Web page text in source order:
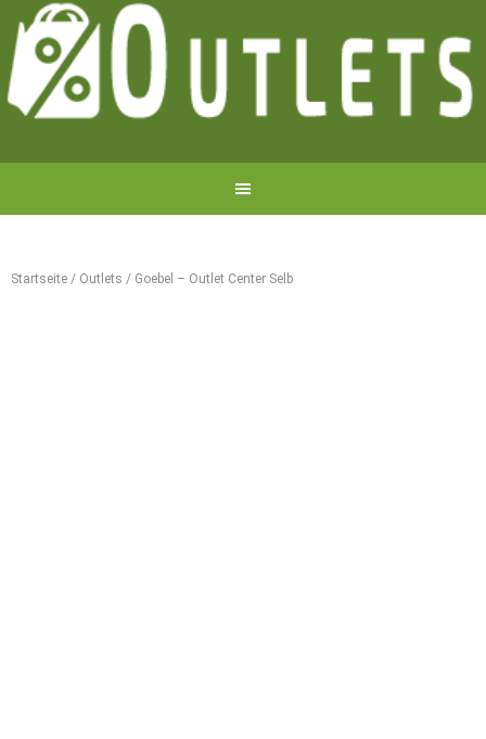
Startseite / Outlets / Goebel – Outlet Center Selb